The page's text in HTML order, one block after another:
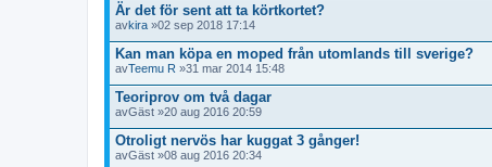
Är det för sent att ta körtkortet?
avkira »02 sep 2018 17:14
Kan man köpa en moped från utomlands till sverige?
avTeemu R »31 mar 2014 15:48
Teoriprov om två dagar
avGäst »20 aug 2016 20:59
Otroligt nervös har kuggat 3 gånger!
avGäst »08 aug 2016 20:34